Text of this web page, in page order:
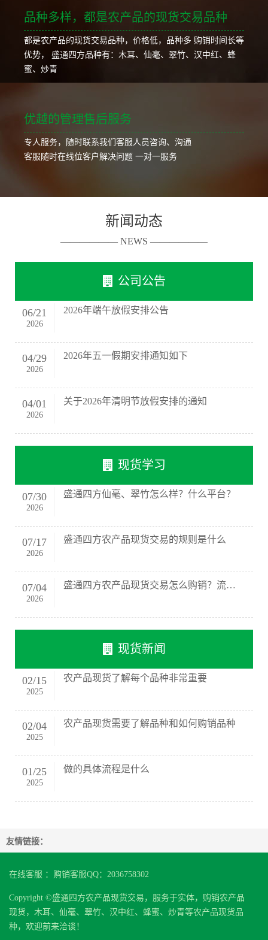
品种多样，都是农产品的现货交易品种
都是农产品的现货交易品种，价格低，品种多 购销时间长等
优势， 盛通四方品种有：木耳、仙毫、翠竹、汉中红、蜂
蜜、炒青
优越的管理售后服务
专人服务，随时联系我们客服人员咨询、沟通
客服随时在线位客户解决问题 一对一服务
新闻动态
—————— NEWS ——————
公司公告
06/21
2026
2026年端午放假安排公告
04/29
2026
2026年五一假期安排通知如下
04/01
2026
关于2026年清明节放假安排的通知
现货学习
07/30
2026
盛通四方仙毫、翠竹怎么样？什么平台？
07/17
2026
盛通四方农产品现货交易的规则是什么
07/04
2026
盛通四方农产品现货交易怎么购销？流程在那
现货新闻
02/15
2025
农产品现货了解每个品种非常重要
02/04
2025
农产品现货需要了解品种和如何购销品种
01/25
2025
做的具体流程是什么
友情链接：
在线客服 ：购销客服QQ：2036758302
Copyright ©盛通四方农产品现货交易，服务于实体，购销农产品
现货，木耳、仙毫、翠竹、汉中红、蜂蜜、炒青等农产品现货品
种，欢迎前来洽谈！